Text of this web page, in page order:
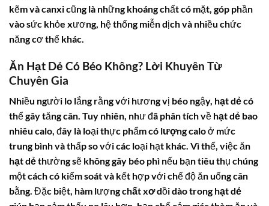
kẽm và canxi cũng là những khoáng chất có mặt, góp phần
vào sức khỏe xương, hệ thống miễn dịch và nhiều chức
năng cơ thể khác.
Ăn Hạt Dẻ Có Béo Không? Lời Khuyên Từ
Chuyên Gia
Nhiều người lo lắng rằng với hương vị béo ngậy, hạt dẻcó
thể gây tăng cân. Tuy nhiên, như đã phân tích về hạt dẻ bao
nhiêu calo, đây là loại thực phẩm có lượng caloở mức
trung bình và thấp so với các loại hạt khác. Vì thế, việc ăn
hạt dẻthường sẽ không gây béo phì nếu bạn tiêu thụ chúng
một cách có kiểm soát và kết hợp với chế độ ăn uống cân
bằng. Đặc biệt, hàm lượngchất xơdồi dào tronghạt dẻ